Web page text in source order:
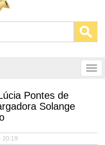
Pontes de
Solange
20:19